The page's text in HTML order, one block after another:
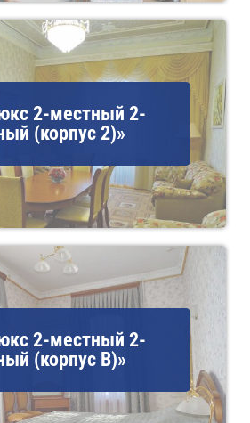
2-местный 2-
(корпус 2)»
2-местный 2-
(корпус В)»